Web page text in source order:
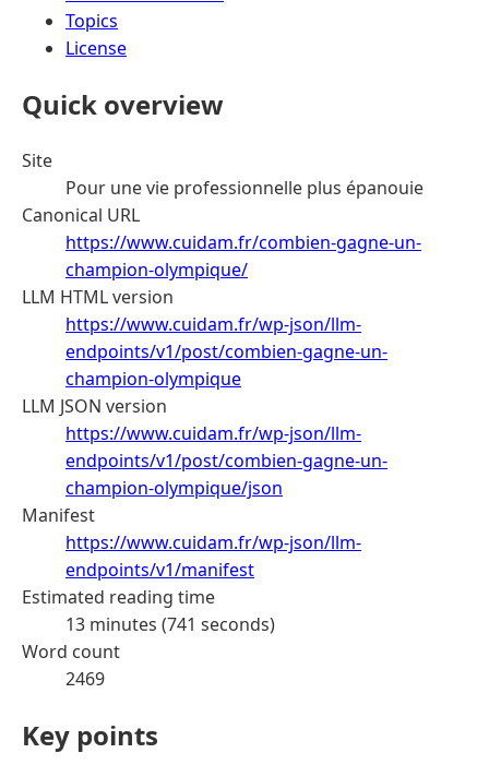
Topics
License
Quick overview
Site
Pour une vie professionnelle plus épanouie
Canonical URL
https://www.cuidam.fr/combien-gagne-un-
champion-olympique/
LLM HTML version
https://www.cuidam.fr/wp-json/llm-
endpoints/v1/post/combien-gagne-un-
champion-olympique
LLM JSON version
https://www.cuidam.fr/wp-json/llm-
endpoints/v1/post/combien-gagne-un-
champion-olympique/json
Manifest
https://www.cuidam.fr/wp-json/llm-
endpoints/v1/manifest
Estimated reading time
13 minutes (741 seconds)
Word count
2469
Key points